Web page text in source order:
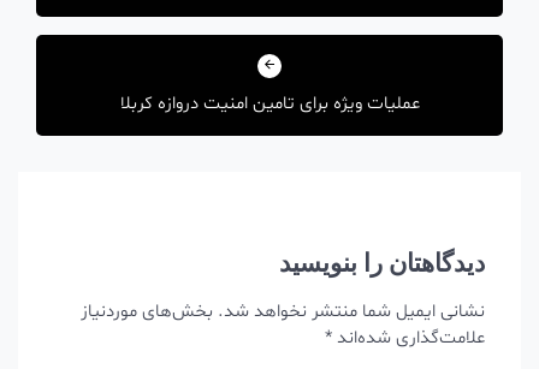
عملیات ویژه برای تامین امنیت دروازه کربلا
دیدگاهتان را بنویسید
نشانی ایمیل شما منتشر نخواهد شد. بخش‌های موردنیاز
علامت‌گذاری شده‌اند*